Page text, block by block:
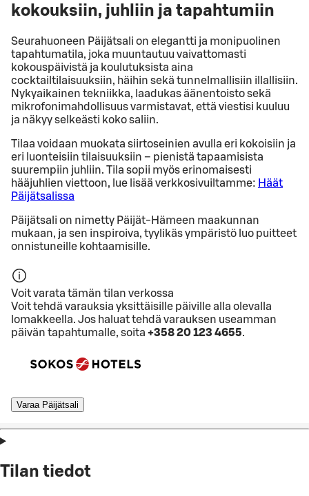
kokouksiin, juhliin ja tapahtumiin
Seurahuoneen Päijätsali on elegantti ja monipuolinen
tapahtumatila, joka muuntautuu vaivattomasti
kokouspäivistä ja koulutuksista aina
cocktailtilaisuuksiin, häihin sekä tunnelmallisiin illallisiin.
Nykyaikainen tekniikka, laadukas äänentoisto sekä
mikrofonimahdollisuus varmistavat, että viestisi kuuluu
ja näkyy selkeästi koko saliin.
Tilaa voidaan muokata siirtoseinien avulla eri kokoisiin ja
eri luonteisiin tilaisuuksiin – pienistä tapaamisista
suurempiin juhliin. Tila sopii myös erinomaisesti
hääjuhlien viettoon, lue lisää verkkosivuiltamme: Häät
Päijätsalissa
Päijätsali on nimetty Päijät-Hämeen maakunnan
mukaan, ja sen inspiroiva, tyylikäs ympäristö luo puitteet
onnistuneille kohtaamisille.
Voit varata tämän tilan verkossa
Voit tehdä varauksia yksittäisille päiville alla olevalla
lomakkeella. Jos haluat tehdä varauksen useamman
päivän tapahtumalle, soita +358 20 123 4655.
Varaa Päijätsali
Tilan tiedot